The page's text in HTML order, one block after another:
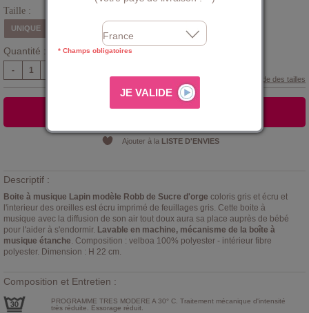
Taille :
UNIQUE
Quantité :
-
Guide des tailles
AJOUTER AU PANIER
Ajouter à la LISTE D'ENVIES
Descriptif :
Boite à musique Lapin modèle Robb de Sucre d'orge coloris gris et écru et
l'interieur des oreilles est écru imprimé de feuillages gris. Cette boite à
musique avec la diffusion de son air tout doux aura sa place auprès de bébé
pour l'aider à s'endormir. Lavable en machine, mécanisme de la boîte à
musique étanche. Composition : velboa 100% polyester - intérieur fibre
polyester. Dimension : H 22 cm.
Composition et Entretien :
PROGRAMME TRES MODERE A 30° C. Traitement mécanique d'intensité
très réduite. Essorage réduit.
* Champs obligatoires